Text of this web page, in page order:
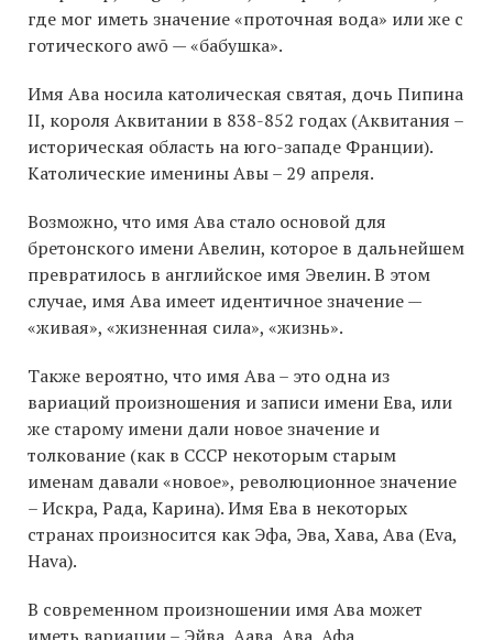
где мог иметь значение «проточная вода» или же с
готического awō — «бабушка».
Имя Ава носила католическая святая, дочь Пипина
II, короля Аквитании в 838-852 годах (Аквитания –
историческая область на юго-западе Франции).
Католические именины Авы – 29 апреля.
Возможно, что имя Ава стало основой для
бретонского имени Авелин, которое в дальнейшем
превратилось в английское имя Эвелин. В этом
случае, имя Ава имеет идентичное значение —
«живая», «жизненная сила», «жизнь».
Также вероятно, что имя Ава – это одна из
вариаций произношения и записи имени Ева, или
же старому имени дали новое значение и
толкование (как в СССР некоторым старым
именам давали «новое», революционное значение
– Искра, Рада, Карина). Имя Ева в некоторых
странах произносится как Эфа, Эва, Хава, Ава (Eva,
Hava).
В современном произношении имя Ава может
иметь вариации – Эйва, Аава, Ава, Афа.